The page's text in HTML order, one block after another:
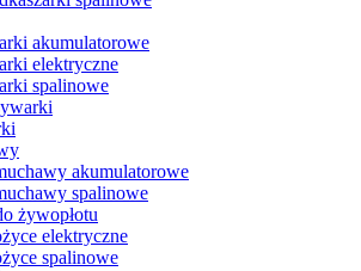
akumulatorowe
elektryczne
spalinowe
akumulatorowe
spalinowe
żywopłotu
elektryczne
spalinowe